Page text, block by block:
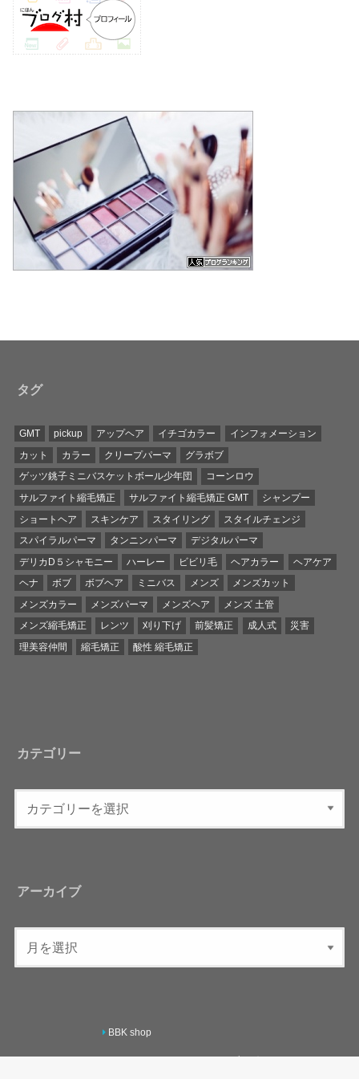
タグ
GMT pickup アップヘア イチゴカラー
インフォメーション
カット
カラー クリープパーマ
グラボブ
ゲッツ銚子ミニバスケットボール少年団
コーンロウ
サルファイト縮毛矯正
サルファイト縮毛矯正 GMT
シャンプー
ショートヘア
スキンケア スタイリング
スタイルチェンジ
スパイラルパーマ
タンニンパーマ
デジタルパーマ
デリカD５シャモニー
ハーレー ビビリ毛 ヘアカラー
ヘアケア
ヘナ
ボブ ボブヘア ミニバス メンズ
メンズカット
メンズカラー
メンズパーマ メンズヘア
メンズ 土管
メンズ縮毛矯正
レンツ 刈り下げ 前髪矯正 成人式
災害
理美容仲間
縮毛矯正 酸性 縮毛矯正
カテゴリー
アーカイブ
BBK shop